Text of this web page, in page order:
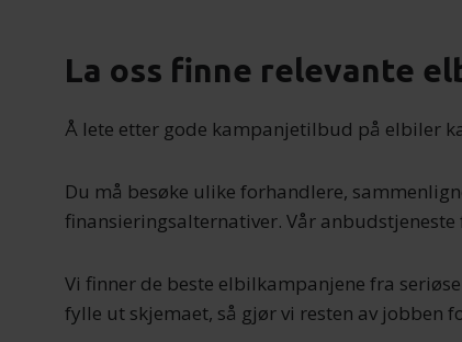
La oss finne relevante
Å lete etter gode kampanjetilbud på elbiler
Du må besøke ulike forhandlere,
finansieringsalternativer. Vår
Vi finner de beste elbilkampanjene fra
fylle ut skjemaet, så gjør vi resten av jobben